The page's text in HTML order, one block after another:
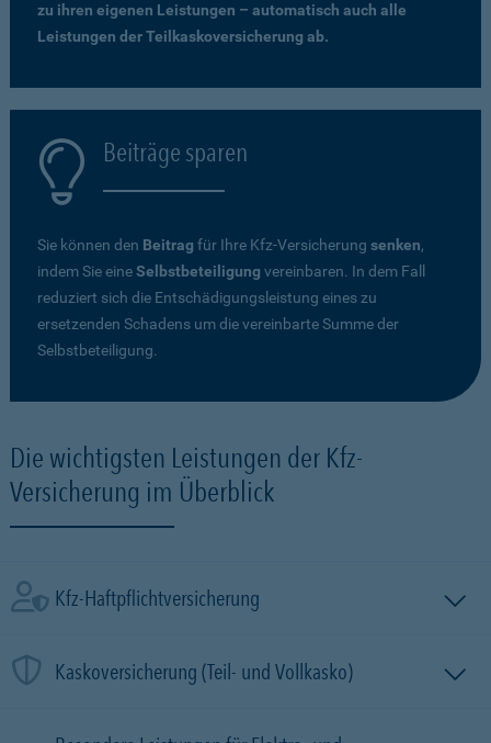
zu ihren eigenen Leistungen – automatisch auch alle
Leistungen der Teilkaskoversicherung ab.
Beiträge sparen
Sie können den Beitrag für Ihre Kfz-Versicherung senken,
indem Sie eineSelbstbeteiligung vereinbaren. In dem Fall
reduziert sich die Entschädigungsleistung eines zu
ersetzenden Schadens um die vereinbarte Summe der
Selbstbeteiligung.
Die wichtigsten Leistungen der Kfz-
Versicherung im Überblick
Kfz-Haftpflichtversicherung
Kaskoversicherung (Teil- und Vollkasko)